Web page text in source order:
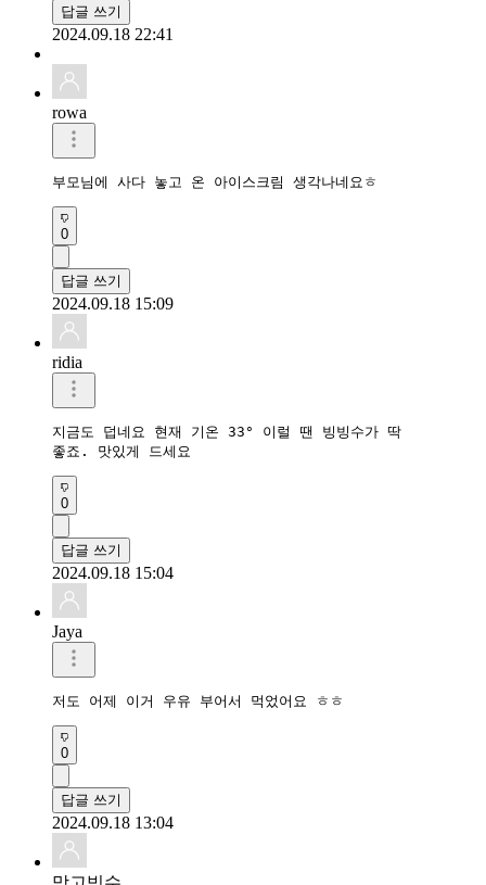
답글 쓰기
2024.09.18 22:41
rowa
부모님에 사다 놓고 온 아이스크림 생각나네요ㅎ
0
답글 쓰기
2024.09.18 15:09
ridia
지금도 덥네요 현재 기온 33° 이럴 땐 빙빙수가 딱
좋죠. 맛있게 드세요
0
답글 쓰기
2024.09.18 15:04
Jaya
저도 어제 이거 우유 부어서 먹었어요 ㅎㅎ
0
답글 쓰기
2024.09.18 13:04